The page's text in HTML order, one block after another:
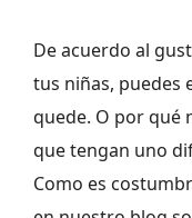
De acuerdo al
tus niñas, puedes
quede. O por qué
que tengan uno
Como es